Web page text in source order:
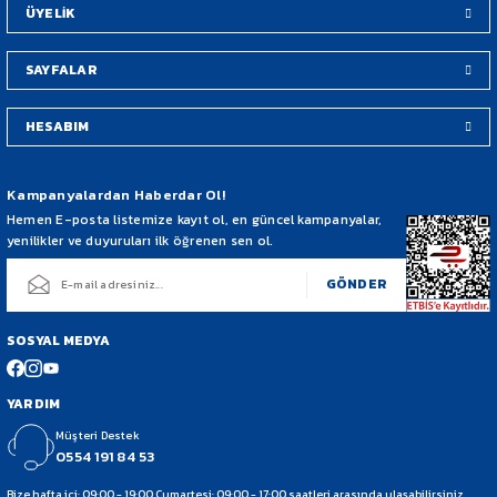
ÜYELİK
SAYFALAR
HESABIM
Kampanyalardan Haberdar Ol!
Hemen E-posta listemize kayıt ol, en güncel kampanyalar,
yenilikler ve duyuruları ilk öğrenen sen ol.
GÖNDER
SOSYAL MEDYA
YARDIM
Müşteri Destek
0554 191 84 53